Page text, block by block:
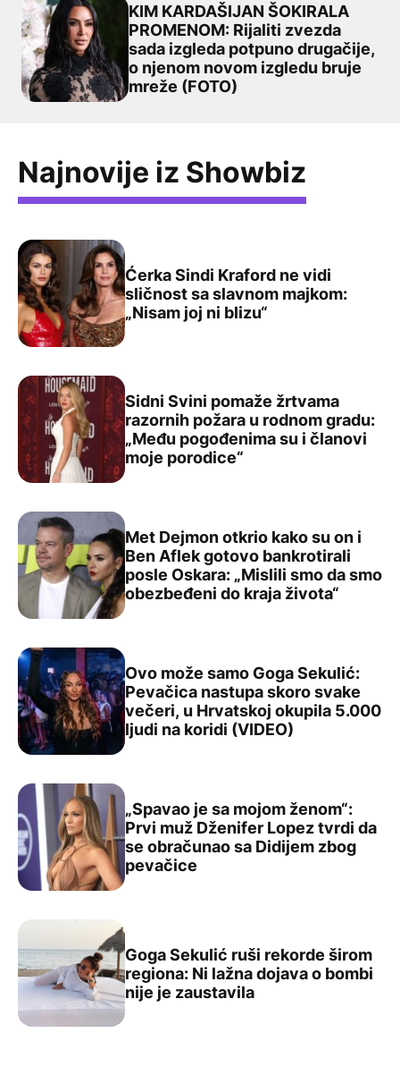
KIM KARDAŠIJAN ŠOKIRALA PROMENOM: Rijaliti
KIM KARDAŠIJAN ŠOKIRALA
PROMENOM: Rijaliti zvezda
sada izgleda potpuno drugačije,
o njenom novom izgledu bruje
mreže (FOTO)
Najnovije iz Showbiz
Ćerka Sindi Kraford ne vidi sličnost sa slavnom majkom:
Ćerka Sindi Kraford ne vidi
sličnost sa slavnom majkom:
„Nisam joj ni blizu“
Sidni Svini pomaže žrtvama razornih požara u rodnom
Sidni Svini pomaže žrtvama
razornih požara u rodnom gradu:
„Među pogođenima su i članovi
moje porodice“
Met Dejmon otkrio kako su on i Ben Aflek gotovo
Met Dejmon otkrio kako su on i
Ben Aflek gotovo bankrotirali
posle Oskara: „Mislili smo da smo
obezbeđeni do kraja života“
Ovo može samo Goga Sekulić: Pevačica nastupa
Ovo može samo Goga Sekulić:
Pevačica nastupa skoro svake
večeri, u Hrvatskoj okupila 5.000
ljudi na koridi (VIDEO)
„Spavao je sa mojom ženom“: Prvi muž Dženifer
„Spavao je sa mojom ženom“:
Prvi muž Dženifer Lopez tvrdi da
se obračunao sa Didijem zbog
pevačice
Goga Sekulić ruši rekorde širom regiona: Ni lažna
Goga Sekulić ruši rekorde širom
regiona: Ni lažna dojava o bombi
nije je zaustavila